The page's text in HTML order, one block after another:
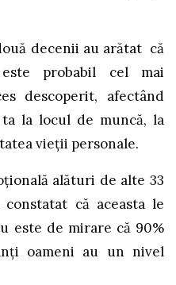
decenii au arătat că
probabil cel mai
descoperit, afectând
la locul de muncă, la
vieții personale.
alături de alte 33
că aceasta le
este de mirare că 90%
oameni au un nivel